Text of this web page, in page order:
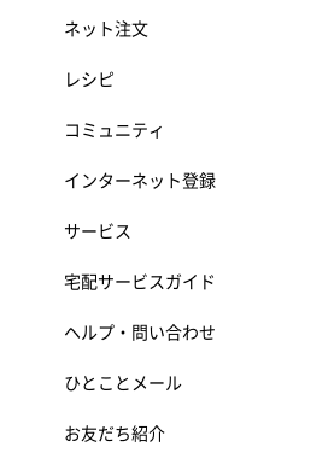
ネット注文
レシピ
コミュニティ
インターネット登録
サービス
宅配サービスガイド
ヘルプ・問い合わせ
ひとことメール
お友だち紹介